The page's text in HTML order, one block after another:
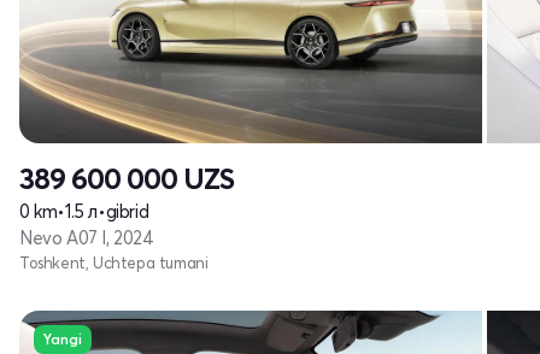
389 600 000 UZS
0 km•1.5 л•gibrid
Nevo A07 I, 2024
Toshkent, Uchtepa tumani
Yangi